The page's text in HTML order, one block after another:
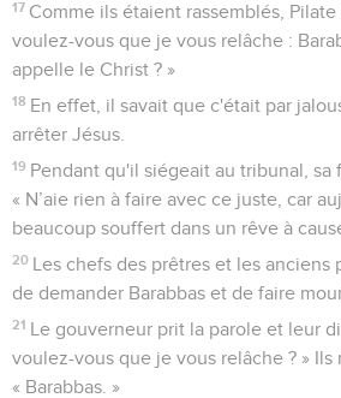
17 Comme ils étaient rassemblés,
voulez-vous que je vous relâche :
appelle le Christ ? »
18 En effet, il savait que c'était par
arrêter Jésus.
19 Pendant qu'il siégeait au tribunal, sa
« N’aie rien à faire avec ce juste, car
beaucoup souffert dans un rêve à
20 Les chefs des prêtres et les anciens
de demander Barabbas et de faire
21 Le gouverneur prit la parole et leur
voulez-vous que je vous relâche ? » Ils
« Barabbas. »